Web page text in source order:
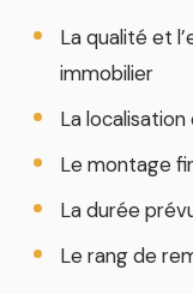
La qualité et
immobilier
La
Le montage
La durée
Le rang de